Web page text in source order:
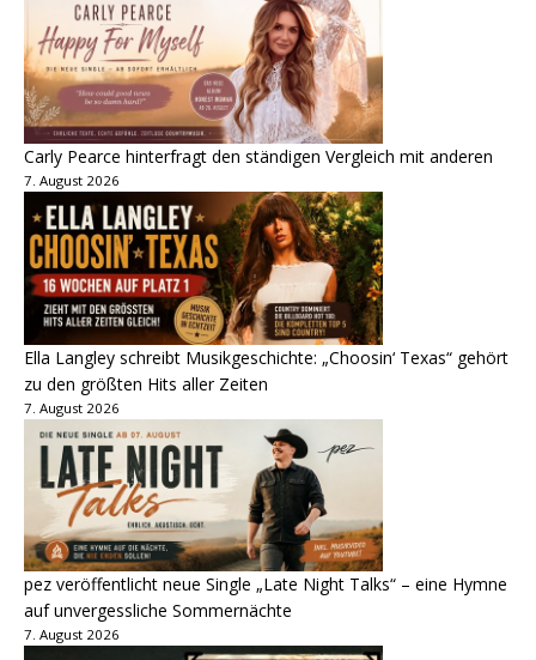
Carly Pearce hinterfragt den ständigen Vergleich mit anderen
7. August 2026
Ella Langley schreibt Musikgeschichte: „Choosin‘ Texas“ gehört
zu den größten Hits aller Zeiten
7. August 2026
pez veröffentlicht neue Single „Late Night Talks“ – eine Hymne
auf unvergessliche Sommernächte
7. August 2026